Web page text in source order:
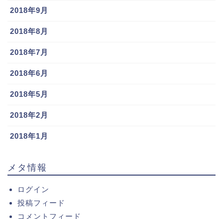
2018年9月
2018年8月
2018年7月
2018年6月
2018年5月
2018年2月
2018年1月
メタ情報
ログイン
投稿フィード
コメントフィード